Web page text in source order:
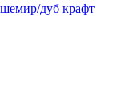
дуб крафт